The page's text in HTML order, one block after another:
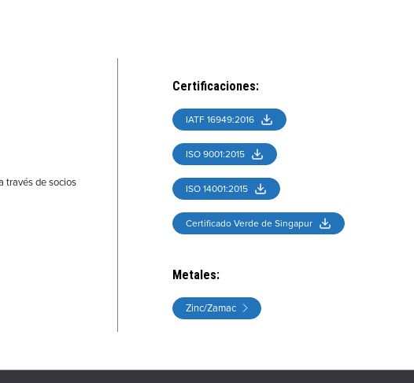
través de socios
Certificaciones:
IATF 16949:2016
ISO 9001:2015
ISO 14001:2015
Certificado Verde de Singapur
Metales:
Zinc/Zamac